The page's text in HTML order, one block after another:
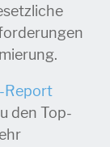
Report
den Top-